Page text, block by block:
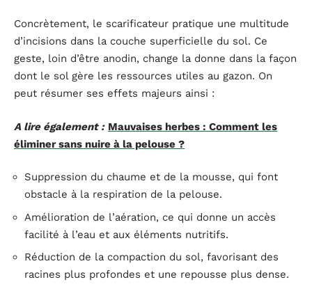
Concrètement, le scarificateur pratique une multitude
d’incisions dans la couche superficielle du sol. Ce
geste, loin d’être anodin, change la donne dans la façon
dont le sol gère les ressources utiles au gazon. On
peut résumer ses effets majeurs ainsi :
A lire également : Mauvaises herbes : Comment les
éliminer sans nuire à la pelouse ?
Suppression du chaume et de la mousse, qui font
obstacle à la respiration de la pelouse.
Amélioration de l’aération, ce qui donne un accès
facilité à l’eau et aux éléments nutritifs.
Réduction de la compaction du sol, favorisant des
racines plus profondes et une repousse plus dense.